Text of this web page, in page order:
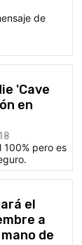
de
'Cave
en
100% pero es
el
a
de